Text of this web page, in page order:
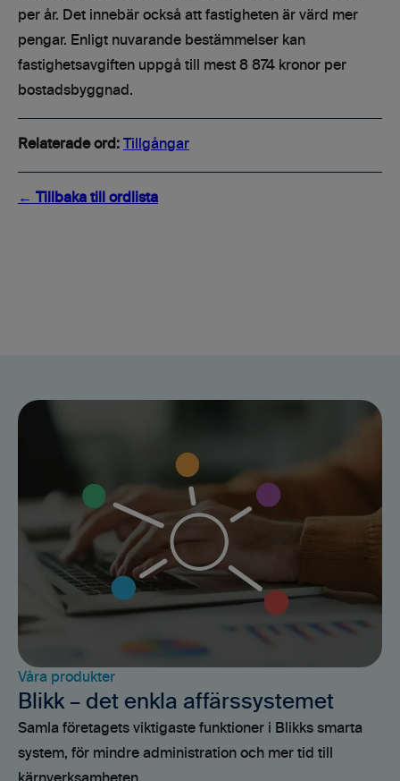
per år. Det innebär också att fastigheten är värd mer
pengar. Enligt nuvarande bestämmelser kan
fastighetsavgiften uppgå till mest 8 874 kronor per
bostadsbyggnad.
Relaterade ord: Tillgångar
← Tillbaka till ordlista
Våra produkter
Blikk – det enkla affärssystemet
Samla företagets viktigaste funktioner i Blikks smarta
system, för mindre administration och mer tid till